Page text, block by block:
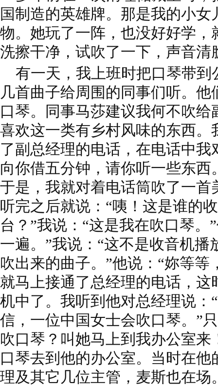
国制造的英雄牌。那是我的小
物。她玩了一阵，也没好好学，
洗擦干净，试吹了一下，声音清
有一天，我上班时把口琴带到
几首曲子给周围的同事们听。
口琴。同事马莎建议我何不吹
喜欢这一类有乡村风味的东西。
了副总经理的电话，在电话中我
向你借五分钟，请你听一些东西
于是，我就对着电话筒吹了一首
听完之后就说：“咦！这是谁的
台？”我说：“这是我在吹口琴。
一遍。”我说：“这不是收音机播
吹出来的曲子。”他说：“妳等等
就马上接通了总经理的电话，这
机中了。我听到他对总经理说：
信，一位中国女士会吹口琴。”
吹口琴？叫她马上到我办公室来
口琴去到他的办公室。当时在
理及其它几位主管，麦斯也在场